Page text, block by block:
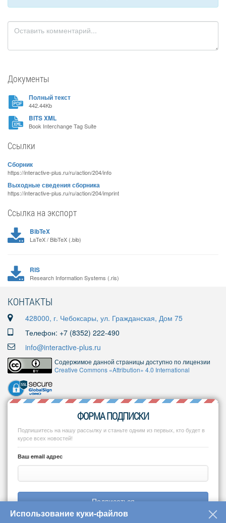
Документы
Полный текст
442.44Kb
BITS XML
Book Interchange Tag Suite
Ссылки
Сборник
https://interactive-plus.ru/ru/action/204/info
Выходные сведения сборника
https://interactive-plus.ru/ru/action/204/imprint
Ссылка на экспорт
BibTeX
LaTeX / BibTeX (.bib)
RIS
Research Information Systems (.ris)
КОНТАКТЫ
428000, г. Чебоксары, ул. Гражданская, Дом 75
Телефон: +7 (8352) 222-490
info@interactive-plus.ru
Содержимое данной страницы доступно по лицензии
Creative Commons «Attribution» 4.0 International
ФОРМА ПОДПИСКИ
Подпишитесь на нашу рассылку и станьте одним из первых, кто будет в
курсе всех новостей!
Ваш email адрес
Подписаться
Использование куки-файлов